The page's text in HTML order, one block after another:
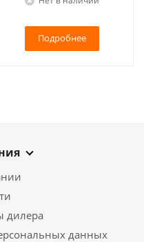
Подробнее
дилера
данных